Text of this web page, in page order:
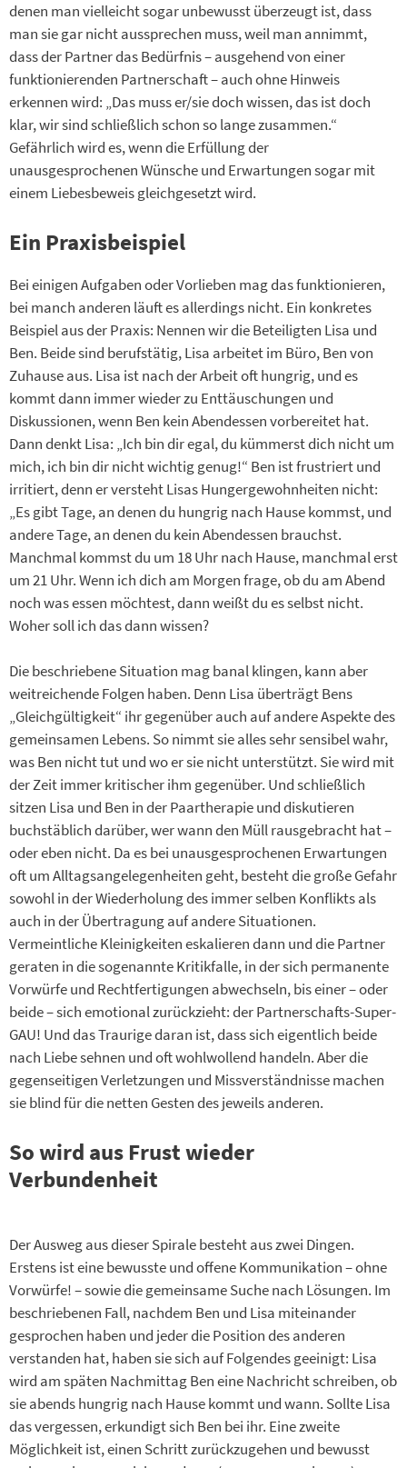
denen man vielleicht sogar unbewusst überzeugt ist, dass
man sie gar nicht aussprechen muss, weil man annimmt,
dass der Partner das Bedürfnis – ausgehend von einer
funktionierenden Partnerschaft – auch ohne Hinweis
erkennen wird: „Das muss er/sie doch wissen, das ist doch
klar, wir sind schließlich schon so lange zusammen.“
Gefährlich wird es, wenn die Erfüllung der
unausgesprochenen Wünsche und Erwartungen sogar mit
einem Liebesbeweis gleichgesetzt wird.
Ein Praxisbeispiel
Bei einigen Aufgaben oder Vorlieben mag das funktionieren,
bei manch anderen läuft es allerdings nicht. Ein konkretes
Beispiel aus der Praxis: Nennen wir die Beteiligten Lisa und
Ben. Beide sind berufstätig, Lisa arbeitet im Büro, Ben von
Zuhause aus. Lisa ist nach der Arbeit oft hungrig, und es
kommt dann immer wieder zu Enttäuschungen und
Diskussionen, wenn Ben kein Abendessen vorbereitet hat.
Dann denkt Lisa: „Ich bin dir egal, du kümmerst dich nicht um
mich, ich bin dir nicht wichtig genug!“ Ben ist frustriert und
irritiert, denn er versteht Lisas Hungergewohnheiten nicht:
„Es gibt Tage, an denen du hungrig nach Hause kommst, und
andere Tage, an denen du kein Abendessen brauchst.
Manchmal kommst du um 18 Uhr nach Hause, manchmal erst
um 21 Uhr. Wenn ich dich am Morgen frage, ob du am Abend
noch was essen möchtest, dann weißt du es selbst nicht.
Woher soll ich das dann wissen?
Die beschriebene Situation mag banal klingen, kann aber
weitreichende Folgen haben. Denn Lisa überträgt Bens
„Gleichgültigkeit“ ihr gegenüber auch auf andere Aspekte des
gemeinsamen Lebens. So nimmt sie alles sehr sensibel wahr,
was Ben nicht tut und wo er sie nicht unterstützt. Sie wird mit
der Zeit immer kritischer ihm gegenüber. Und schließlich
sitzen Lisa und Ben in der Paartherapie und diskutieren
buchstäblich darüber, wer wann den Müll rausgebracht hat –
oder eben nicht. Da es bei unausgesprochenen Erwartungen
oft um Alltagsangelegenheiten geht, besteht die große Gefahr
sowohl in der Wiederholung des immer selben Konflikts als
auch in der Übertragung auf andere Situationen.
Vermeintliche Kleinigkeiten eskalieren dann und die Partner
geraten in die sogenannte Kritikfalle, in der sich permanente
Vorwürfe und Rechtfertigungen abwechseln, bis einer – oder
beide – sich emotional zurückzieht: der Partnerschafts-Super-
GAU! Und das Traurige daran ist, dass sich eigentlich beide
nach Liebe sehnen und oft wohlwollend handeln. Aber die
gegenseitigen Verletzungen und Missverständnisse machen
sie blind für die netten Gesten des jeweils anderen.
So wird aus Frust wieder
Verbundenheit
Der Ausweg aus dieser Spirale besteht aus zwei Dingen.
Erstens ist eine bewusste und offene Kommunikation – ohne
Vorwürfe! – sowie die gemeinsame Suche nach Lösungen. Im
beschriebenen Fall, nachdem Ben und Lisa miteinander
gesprochen haben und jeder die Position des anderen
verstanden hat, haben sie sich auf Folgendes geeinigt: Lisa
wird am späten Nachmittag Ben eine Nachricht schreiben, ob
sie abends hungrig nach Hause kommt und wann. Sollte Lisa
das vergessen, erkundigt sich Ben bei ihr. Eine zweite
Möglichkeit ist, einen Schritt zurückzugehen und bewusst